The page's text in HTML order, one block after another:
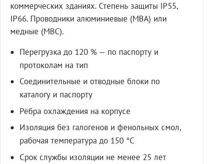
коммерческих зданиях. Степень защиты IP55,
IP66. Проводники алюминиевые (МВА) или
медные (МВС).
Перегрузка до 120 % — по паспорту и
протоколам на тип
Соединительные и отводные блоки по
каталогу и паспорту
Рёбра охлаждения на корпусе
Изоляция без галогенов и фенольных смол,
рабочая температура до 150 °C
Срок службы изоляции не менее 25 лет